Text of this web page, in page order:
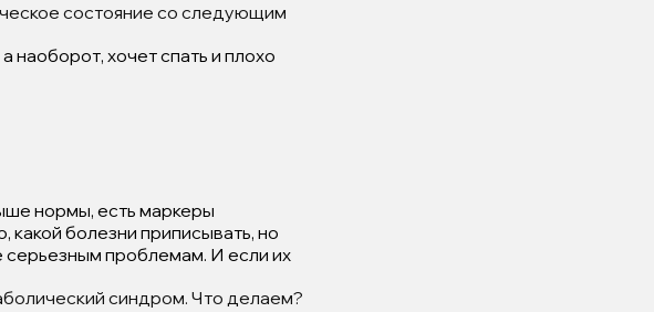
состояние со следующим
хочет спать и плохо
нормы, есть маркеры
какой болезни приписывать, но
серьезным проблемам. И если их
синдром. Что делаем?